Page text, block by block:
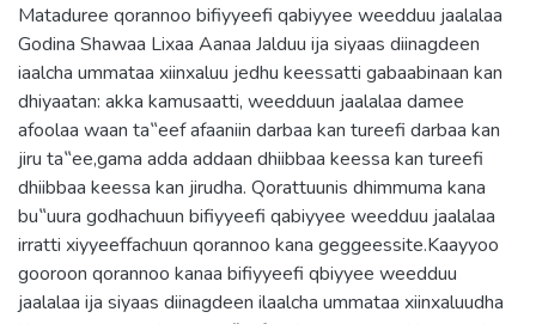
Mataduree qorannoo bifiyyeefi qabiyyee weedduu jaalalaa
Godina Shawaa Lixaa Aanaa Jalduu ija siyaas diinagdeen
iaalcha ummataa xiinxaluu jedhu keessatti gabaabinaan kan
dhiyaatan: akka kamusaatti, weedduun jaalalaa damee
afoolaa waan ta‟eef afaaniin darbaa kan tureefi darbaa kan
jiru ta‟ee,gama adda addaan dhiibbaa keessa kan tureefi
dhiibbaa keessa kan jirudha. Qorattuunis dhimmuma kana
bu‟uura godhachuun bifiyyeefi qabiyyee weedduu jaalalaa
irratti xiyyeeffachuun qorannoo kana geggeessite.Kaayyoo
gooroon qorannoo kanaa bifiyyeefi qbiyyee weedduu
jaalalaa ija siyaas diinagdeen ilaalcha ummataa xiinxaluudha